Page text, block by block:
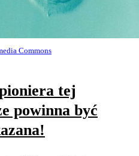
Commons
tej
powinna być